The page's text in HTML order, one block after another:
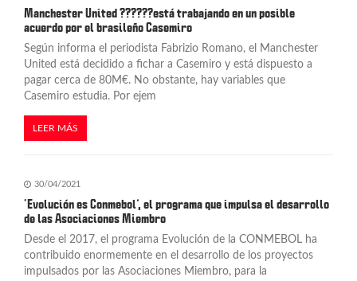
d
a
s
Manchester United ??????está trabajando en un posible
acuerdo por el brasileño Casemiro
Según informa el periodista Fabrizio Romano, el Manchester
United está decidido a fichar a Casemiro y está dispuesto a
pagar cerca de 80M€. No obstante, hay variables que
Casemiro estudia. Por ejem
LEER MÁS
30/04/2021
‘Evolución es Conmebol’, el programa que impulsa el desarrollo
de las Asociaciones Miembro
Desde el 2017, el programa Evolución de la CONMEBOL ha
contribuido enormemente en el desarrollo de los proyectos
impulsados por las Asociaciones Miembro, para la